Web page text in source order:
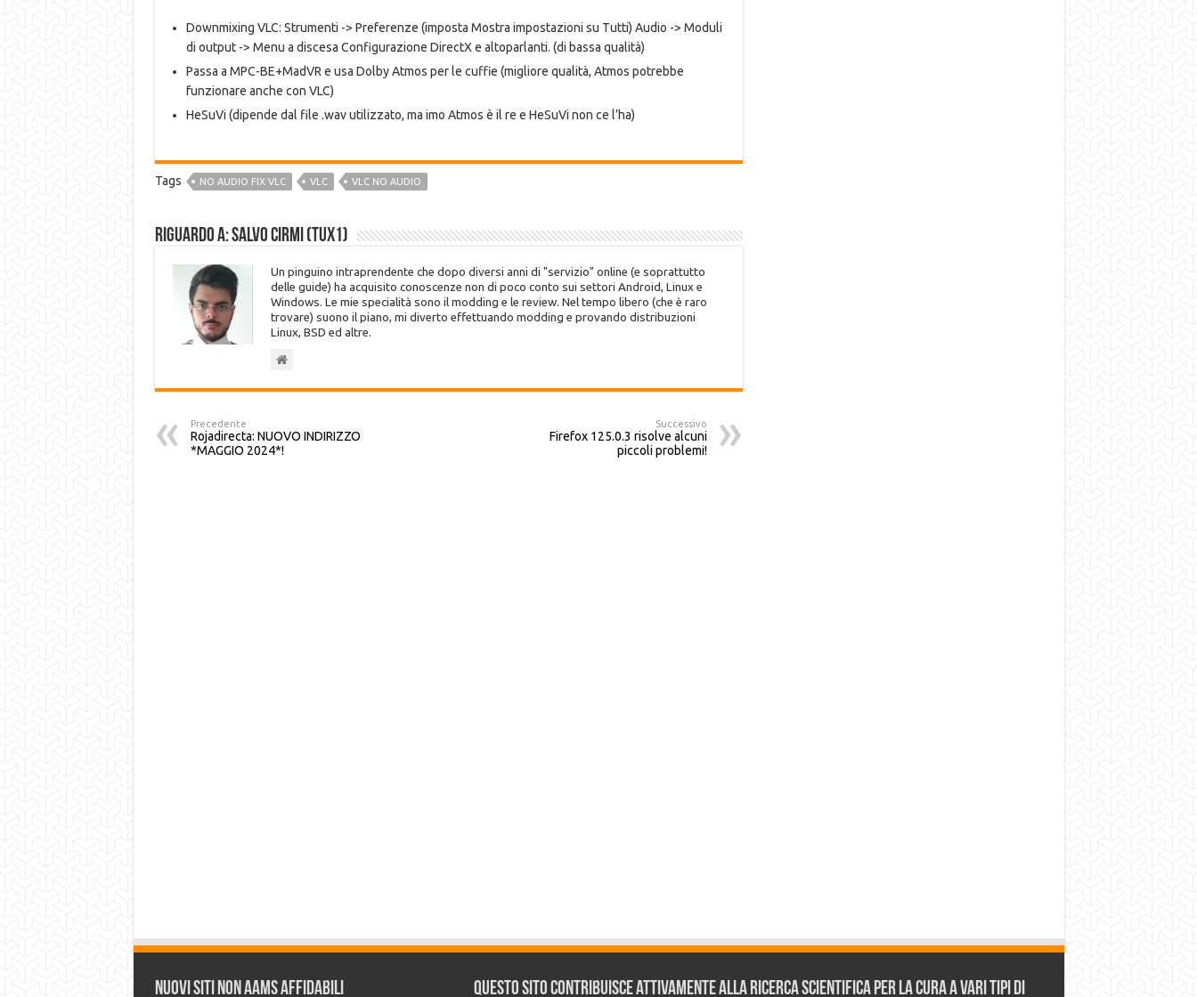
Downmixing VLC: Strumenti -> Preferenze (imposta Mostra impostazioni su Tutti) Audio -> Moduli
di output -> Menu a discesa Configurazione DirectX e altoparlanti. (di bassa qualità)
Passa a MPC-BE+MadVR e usa Dolby Atmos per le cuffie (migliore qualità, Atmos potrebbe
funzionare anche con VLC)
HeSuVi (dipende dal file .wav utilizzato, ma imo Atmos è il re e HeSuVi non ce l’ha)
Tags NO AUDIO FIX VLC VLC VLC NO AUDIO
Riguardo a: Salvo Cirmi (Tux1)
Un pinguino intraprendente che dopo diversi anni di "servizio" online (e soprattutto
delle guide) ha acquisito conoscenze non di poco conto sui settori Android, Linux e
Windows. Le mie specialità sono il modding e le review. Nel tempo libero (che è raro
trovare) suono il piano, mi diverto effettuando modding e provando distribuzioni
Linux, BSD ed altre.
Precedente
Rojadirecta: NUOVO INDIRIZZO
*MAGGIO 2024*!
Successivo
Firefox 125.0.3 risolve alcuni
piccoli problemi!
Nuovi siti non AAMS affidabili Questo sito contribuisce attivamente alla ricerca scientifica per la cura a vari tipi di